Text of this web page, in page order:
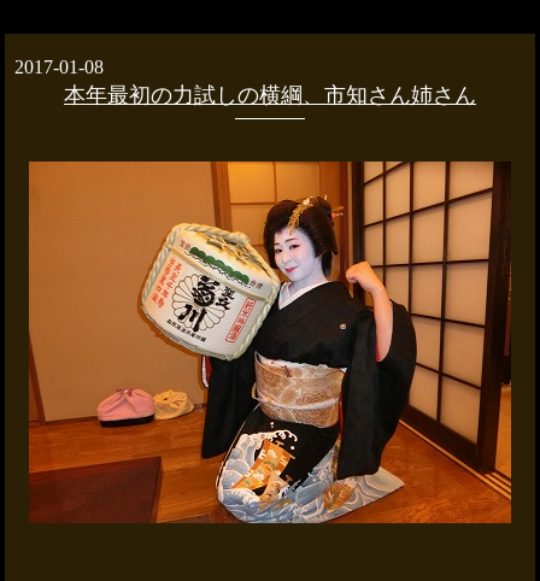
2017-01-08
本年最初の力試しの横綱、市知さん姉さん